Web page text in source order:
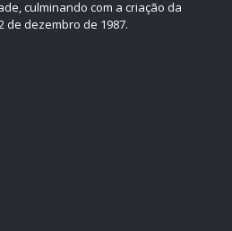
culminando com a criação da
de dezembro de 1987.